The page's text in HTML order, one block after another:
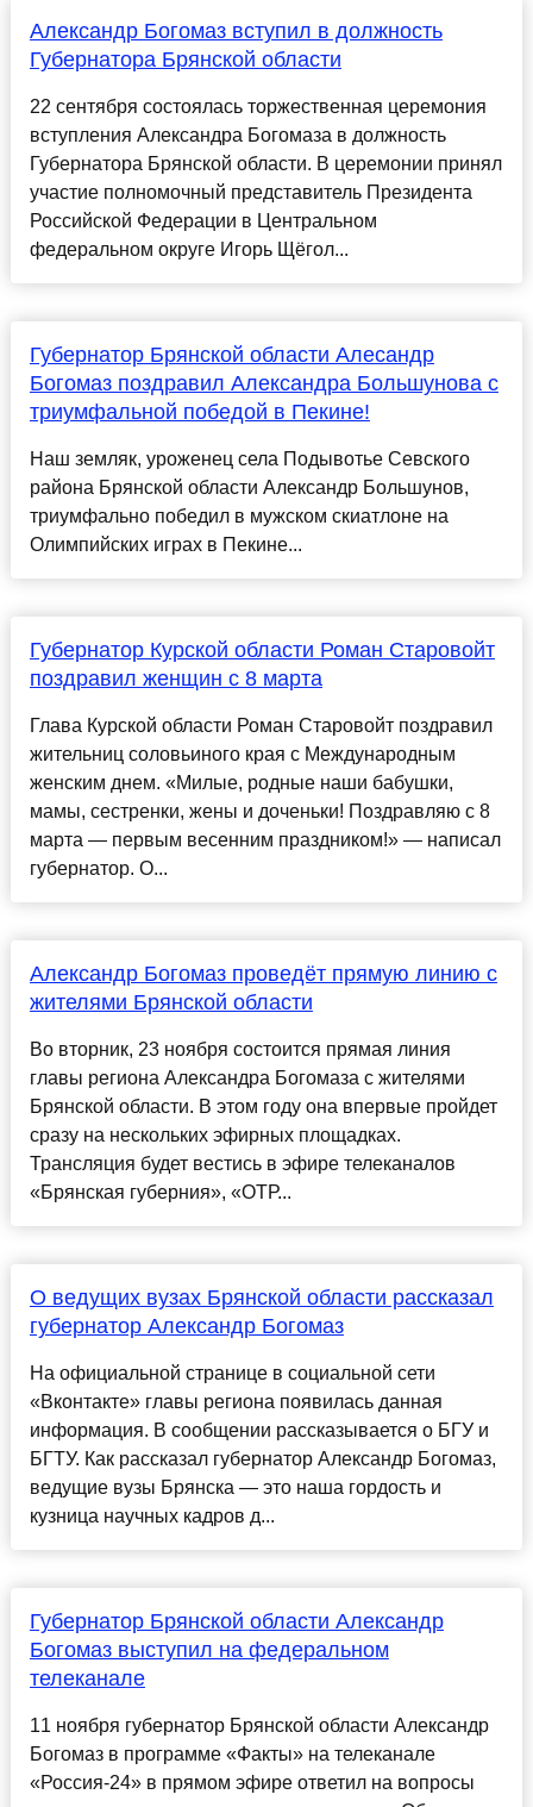
Александр Богомаз вступил в должность
Губернатора Брянской области
22 сентября состоялась торжественная церемония
вступления Александра Богомаза в должность
Губернатора Брянской области. В церемонии принял
участие полномочный представитель Президента
Российской Федерации в Центральном
федеральном округе Игорь Щёгол...
Губернатор Брянской области Алесандр
Богомаз поздравил Александра Большунова с
триумфальной победой в Пекине!
Наш земляк, уроженец села Подывотье Севского
района Брянской области Александр Большунов,
триумфально победил в мужском скиатлоне на
Олимпийских играх в Пекине...
Губернатор Курской области Роман Старовойт
поздравил женщин с 8 марта
Глава Курской области Роман Старовойт поздравил
жительниц соловьиного края с Международным
женским днем. «Милые, родные наши бабушки,
мамы, сестренки, жены и доченьки! Поздравляю с 8
марта — первым весенним праздником!» — написал
губернатор. О...
Александр Богомаз проведёт прямую линию с
жителями Брянской области
Во вторник, 23 ноября состоится прямая линия
главы региона Александра Богомаза с жителями
Брянской области. В этом году она впервые пройдет
сразу на нескольких эфирных площадках.
Трансляция будет вестись в эфире телеканалов
«Брянская губерния», «ОТР...
О ведущих вузах Брянской области рассказал
губернатор Александр Богомаз
На официальной странице в социальной сети
«Вконтакте» главы региона появилась данная
информация. В сообщении рассказывается о БГУ и
БГТУ. Как рассказал губернатор Александр Богомаз,
ведущие вузы Брянска — это наша гордость и
кузница научных кадров д...
Губернатор Брянской области Александр
Богомаз выступил на федеральном
телеканале
11 ноября губернатор Брянской области Александр
Богомаз в программе «Факты» на телеканале
«Россия-24» в прямом эфире ответил на вопросы